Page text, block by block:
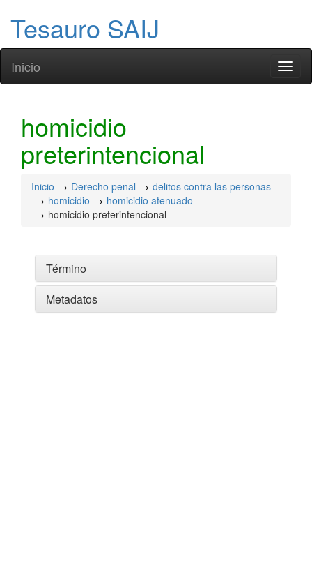
Tesauro SAIJ
Inicio
homicidio
preterintencional
Inicio Derecho penal
delitos contra las personas
homicidio
homicidio atenuado
homicidio preterintencional
Término
Metadatos